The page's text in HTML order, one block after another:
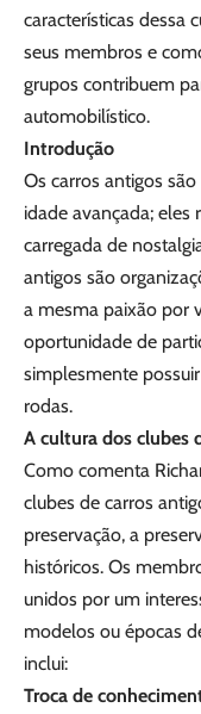
características dessa
seus membros e
grupos contribuem
automobilístico.
Introdução
Os carros antigos
idade avançada; eles
carregada de
antigos são
a mesma paixão por
oportunidade de
simplesmente
rodas.
A cultura dos clubes
Como comenta
clubes de carros
preservação, a
históricos. Os
unidos por um
modelos ou épocas
inclui:
Troca de